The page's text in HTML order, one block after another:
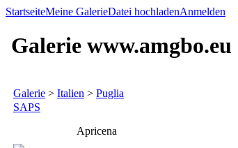
StartseiteMeine GalerieDatei hochladenAnmelden
Galerie www.amgbo.eu
Galerie > Italien > Puglia
SAPS
Apricena